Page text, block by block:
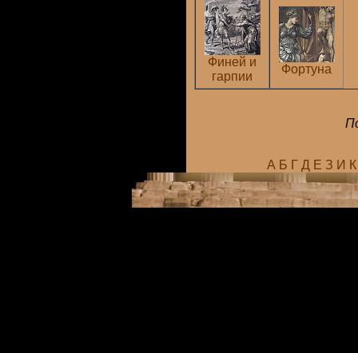
Финей и
гарпии
Фортуна
А Б Г Д Е З И К